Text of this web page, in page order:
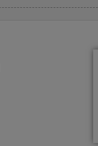
耳朵为啥
卡鱼刺有异物感但找不到